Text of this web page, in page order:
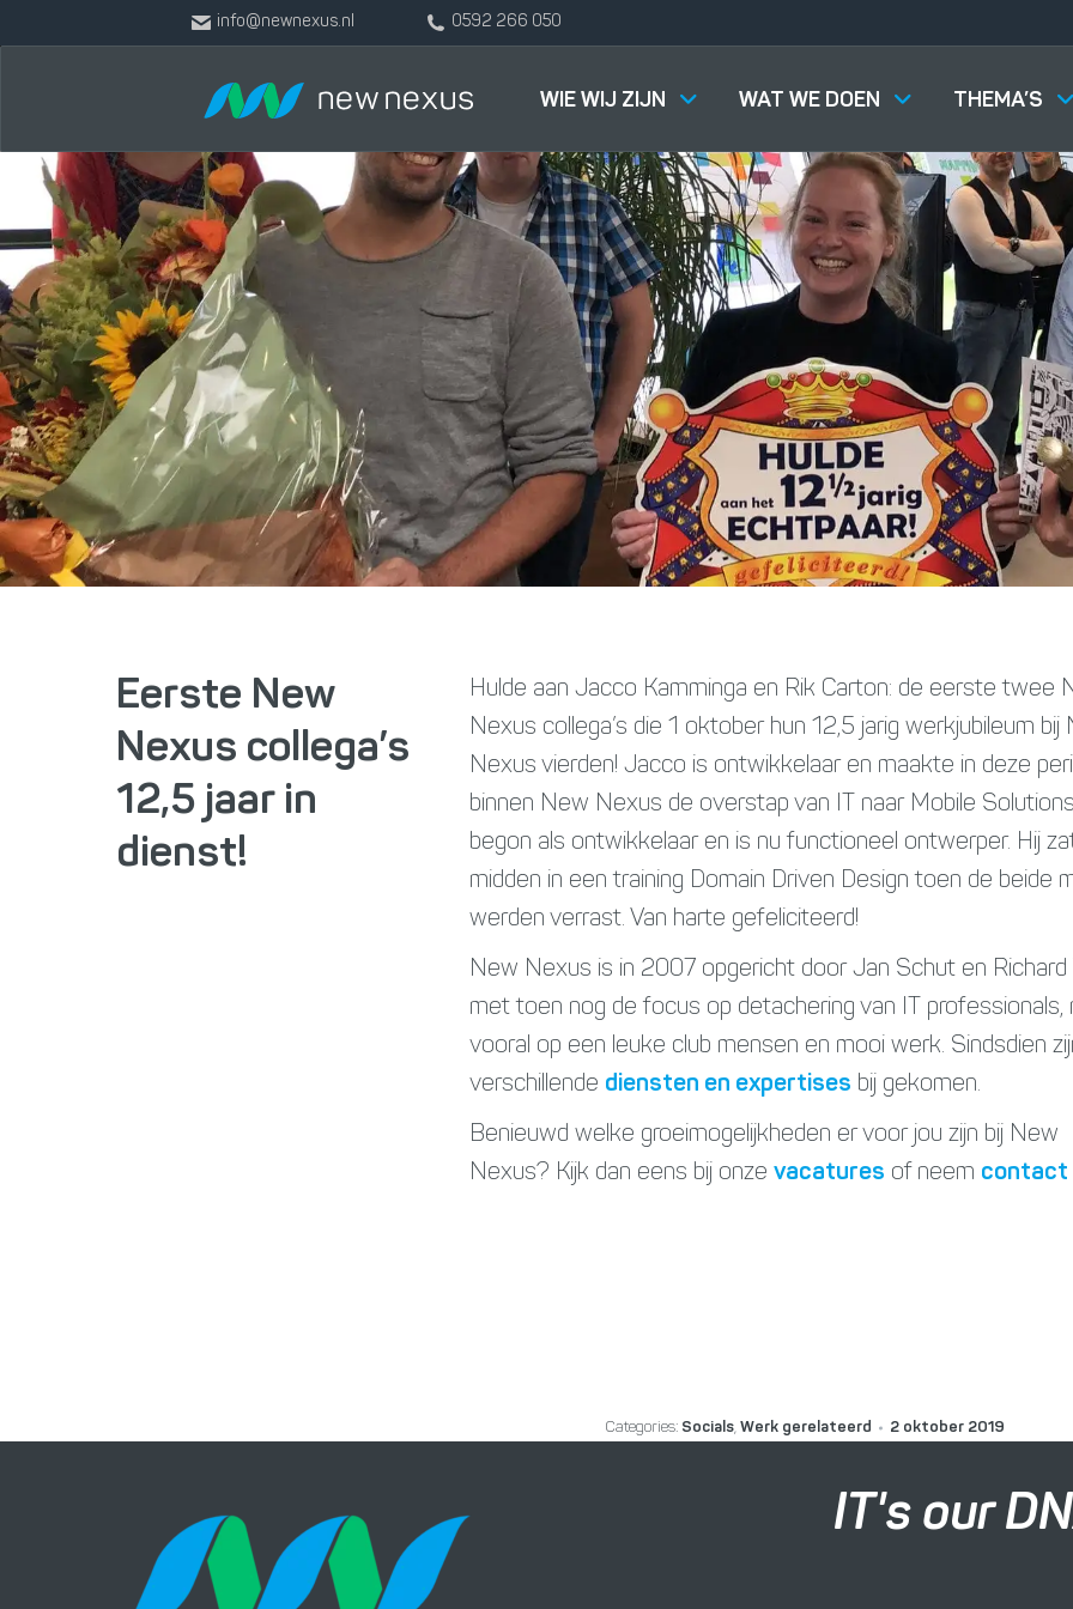
info@newnexus.nl 0592 266 050
WIE WIJ ZIJN WAT WE DOEN THEMA’S
Eerste New
Nexus collega’s
12,5 jaar in
dienst!
Hulde aan Jacco Kamminga en Rik Carton: de eerste twee
Nexus collega’s die 1 oktober hun 12,5 jarig werkjubileum bij
Nexus vierden! Jacco is ontwikkelaar en maakte in deze
binnen New Nexus de overstap van IT naar Mobile
begon als ontwikkelaar en is nu functioneel ontwerper. Hij
midden in een training Domain Driven Design toen de beide
werden verrast. Van harte gefeliciteerd!
New Nexus is in 2007 opgericht door Jan Schut en Richard
met toen nog de focus op detachering van IT professionals,
vooral op een leuke club mensen en mooi werk. Sindsdien
verschillende diensten en expertises bij gekomen.
Benieuwd welke groeimogelijkheden er voor jou zijn bij New
Nexus? Kijk dan eens bij onze vacatures of neem contact
Categories: Socials, Werk gerelateerd 2 oktober 2019
IT's our